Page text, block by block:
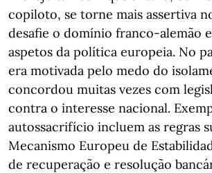
copiloto, se torne mais assertiva
desafie o domínio franco-alemão
aspetos da política europeia. No
era motivada pelo medo do
concordou muitas vezes com
contra o interesse nacional.
autossacrifício incluem as regras
Mecanismo Europeu de
de recuperação e resolução